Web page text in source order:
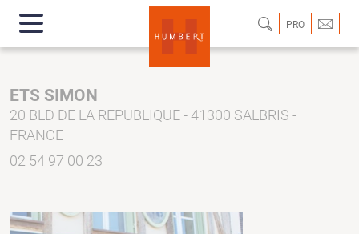
PRO
ETS SIMON
20 BLD DE LA REPUBLIQUE - 41300 SALBRIS -
FRANCE
02 54 97 00 23